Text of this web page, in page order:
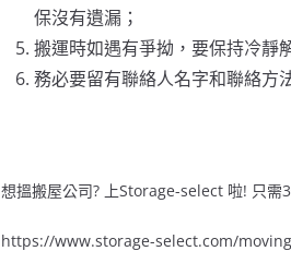
保沒有遺漏；
搬運時如遇有爭拗，要保持冷靜
務必要留有聯絡人名字和聯絡方
想搵搬屋公司? 上Storage-select 啦! 只需
https://www.storage-select.com/